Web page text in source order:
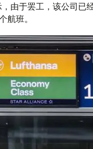
，由于罢工，该公司已
航班。